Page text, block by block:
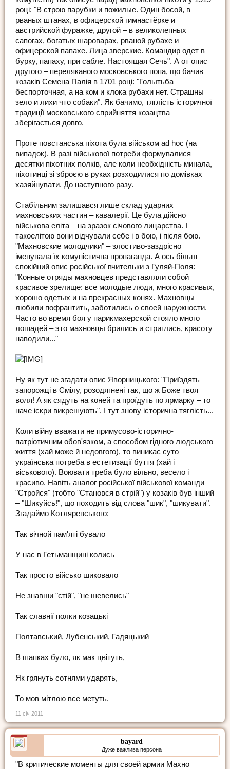
році: "В строю парубки и пожилые. Один босой, в
рваных штанах, в офицерской гимнастёрке и
австрийской фуражке, другой – в великолепных
сапогах, богатых шароварах, рваной рубахе и
офицерской папахе. Лица зверские. Командир одет в
бурку, папаху, при сабле. Настоящая Сечь". А от опис
другого – переляканого московського попа, що бачив
козаків Семена Палія в 1701 році: "Голытьба
беспорточная, а на ком и клока рубахи нет. Страшны
зело и лихи что собаки". Як бачимо, тяглість історичної
традиції московського сприйняття козацтва
зберігається довго.
Проте повстанська піхота була військом ad hoc (на
випадок). В разі військової потреби формувалися
десятки піхотних полків, але коли необхідність минала,
піхотинці зі зброєю в руках розходилися по домівках
хазяйнувати. До наступного разу.
Стабільним залишався лише склад ударних
махновських частин – кавалерії. Це була дійсно
військова еліта – на зразок січового лицарства. І
такоелітою вони відчували себе і в бою, і після бою.
"Махновские молодчики" – злостиво-заздрісно
іменувала їх комуністична пропаганда. А ось більш
спокійний опис російської вчительки з Гуляй-Поля:
"Конные отряды махновцев представляли собой
красивое зрелище: все молодые люди, много красивых,
хорошо одетых и на прекрасных конях. Махновцы
любили пофрантить, заботились о своей наружности.
Часто во время боя у парикмахерской стояло много
лошадей – это махновцы брились и стриглись, красоту
наводили..."
Ну як тут не згадати опис Яворницького: "Приїздять
запорожці в Смілу, розодягнені так, що ж Боже твоя
воля! А як сядуть на коней та проїдуть по ярмарку – то
наче іскри викрешують". І тут знову історична тяглість...
Коли війну вважати не примусово-історично-
патріотичним обов'язком, а способом гідного людського
життя (хай може й недовгого), то виникає суто
українська потреба в естетизації буття (хай і
віськового). Воювати треба було вільно, весело і
красиво. Навіть аналог російської військової команди
"Стройся" (тобто "Становся в стрій") у козаків був інший
– "Шикуйсь!", що походить від слова "шик", "шикувати".
Згадаймо Котляревського:
Так вічной пам'яті бувало
У нас в Гетьманщині колись
Так просто військо шиковало
Не знавши "стій", "не шевелись"
Так славнії полки козацькі
Полтавський, Лубенський, Гадяцький
В шапках було, як мак цвітуть,
Як грянуть сотнями ударять,
То мов мітлою все метуть.
11 січ 2011
bayard
Дуже важлива персона
"В критические моменты для своей армии Махно